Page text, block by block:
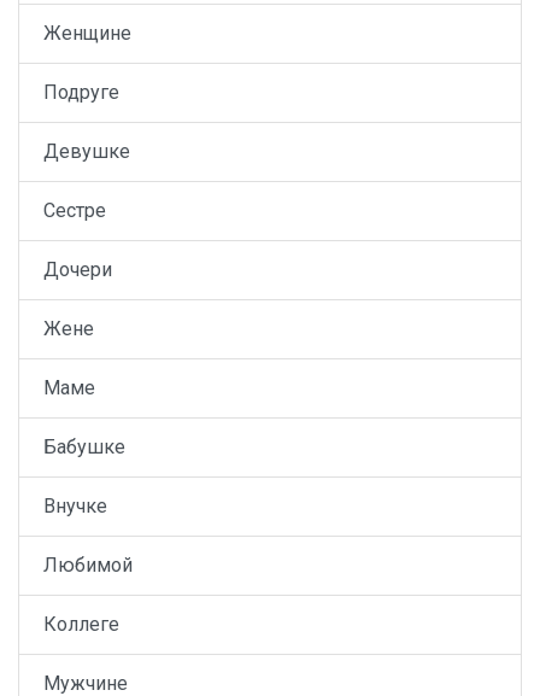
Женщине
Подруге
Девушке
Сестре
Дочери
Жене
Маме
Бабушке
Внучке
Любимой
Коллеге
Мужчине